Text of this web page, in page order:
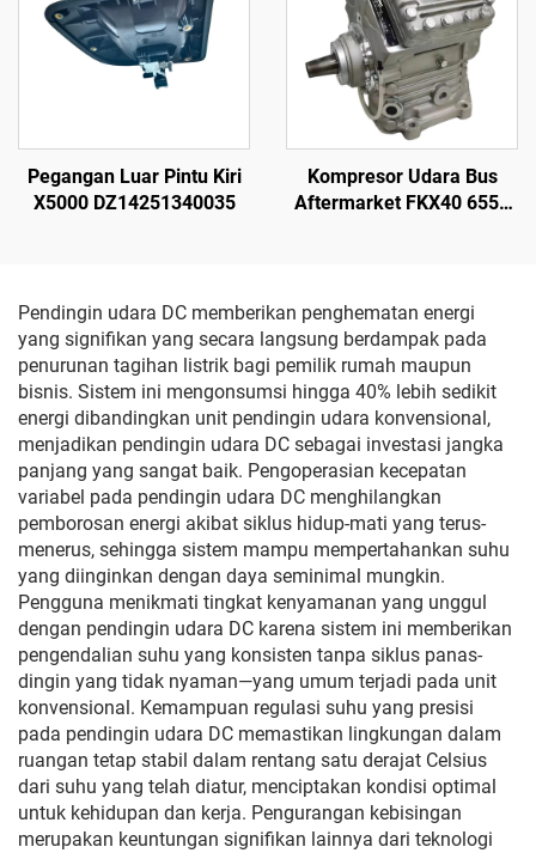
Pegangan Luar Pintu Kiri
X5000 DZ14251340035
Kompresor Udara Bus
Aftermarket FKX40 655K
Pendingin udara DC memberikan penghematan energi
yang signifikan yang secara langsung berdampak pada
penurunan tagihan listrik bagi pemilik rumah maupun
bisnis. Sistem ini mengonsumsi hingga 40% lebih sedikit
energi dibandingkan unit pendingin udara konvensional,
menjadikan pendingin udara DC sebagai investasi jangka
panjang yang sangat baik. Pengoperasian kecepatan
variabel pada pendingin udara DC menghilangkan
pemborosan energi akibat siklus hidup-mati yang terus-
menerus, sehingga sistem mampu mempertahankan suhu
yang diinginkan dengan daya seminimal mungkin.
Pengguna menikmati tingkat kenyamanan yang unggul
dengan pendingin udara DC karena sistem ini memberikan
pengendalian suhu yang konsisten tanpa siklus panas-
dingin yang tidak nyaman—yang umum terjadi pada unit
konvensional. Kemampuan regulasi suhu yang presisi
pada pendingin udara DC memastikan lingkungan dalam
ruangan tetap stabil dalam rentang satu derajat Celsius
dari suhu yang telah diatur, menciptakan kondisi optimal
untuk kehidupan dan kerja. Pengurangan kebisingan
merupakan keuntungan signifikan lainnya dari teknologi